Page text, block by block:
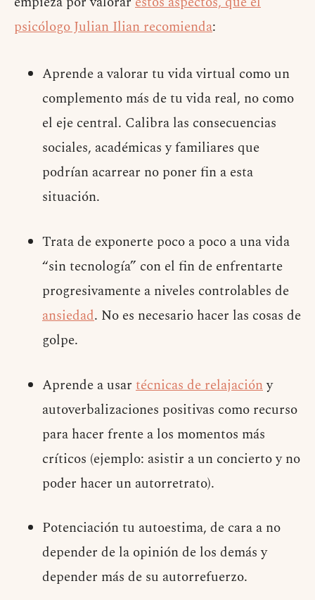
psicólogo Julian Ilian recomienda:
Aprende a valorar tu vida virtual como un
complemento más de tu vida real, no como
el eje central. Calibra las consecuencias
sociales, académicas y familiares que
podrían acarrear no poner fin a esta
situación.
Trata de exponerte poco a poco a una vida
“sin tecnología” con el fin de enfrentarte
progresivamente a niveles controlables de
ansiedad. No es necesario hacer las cosas de
golpe.
Aprende a usar técnicas de relajacióny
autoverbalizaciones positivas como recurso
para hacer frente a los momentos más
críticos (ejemplo: asistir a un concierto y no
poder hacer un autorretrato).
Potenciación tu autoestima, de cara a no
depender de la opinión de los demás y
depender más de su autorrefuerzo.